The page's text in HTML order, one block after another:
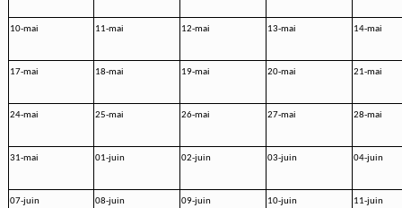
10-mai 11-mai 12-mai 13-mai 14-mai
17-mai 18-mai 19-mai 20-mai 21-mai
24-mai 25-mai 26-mai 27-mai 28-mai
31-mai 01-juin 02-juin 03-juin 04-juin
07-juin 08-juin 09-juin 10-juin 11-juin